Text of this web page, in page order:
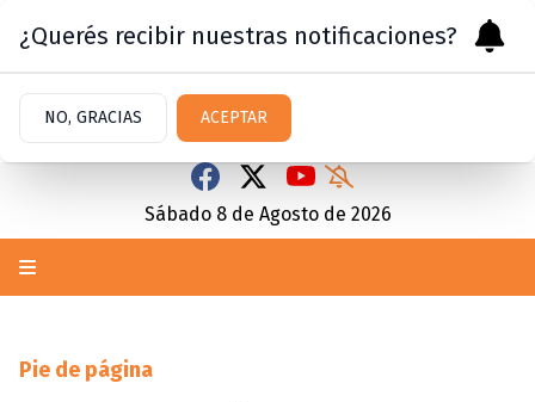
Sábado 8 de Agosto de 2026
Pie de página
¿Querés recibir nuestras notificaciones?
NO, GRACIAS ACEPTAR